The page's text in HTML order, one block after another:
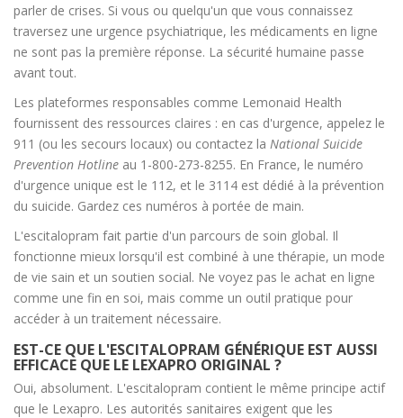
parler de crises. Si vous ou quelqu'un que vous connaissez
traversez une urgence psychiatrique, les médicaments en ligne
ne sont pas la première réponse. La sécurité humaine passe
avant tout.
Les plateformes responsables comme Lemonaid Health
fournissent des ressources claires : en cas d'urgence, appelez le
911 (ou les secours locaux) ou contactez la National Suicide
Prevention Hotline au 1-800-273-8255. En France, le numéro
d'urgence unique est le 112, et le 3114 est dédié à la prévention
du suicide. Gardez ces numéros à portée de main.
L'escitalopram fait partie d'un parcours de soin global. Il
fonctionne mieux lorsqu'il est combiné à une thérapie, un mode
de vie sain et un soutien social. Ne voyez pas le achat en ligne
comme une fin en soi, mais comme un outil pratique pour
accéder à un traitement nécessaire.
EST-CE QUE L'ESCITALOPRAM GÉNÉRIQUE EST AUSSI
EFFICACE QUE LE LEXAPRO ORIGINAL ?
Oui, absolument. L'escitalopram contient le même principe actif
que le Lexapro. Les autorités sanitaires exigent que les